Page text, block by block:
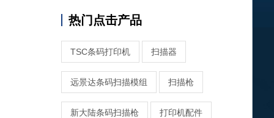
热门点击产品
TSC条码打印机 扫描器
远景达条码扫描模组 扫描枪
新大陆条码扫描枪 打印机配件